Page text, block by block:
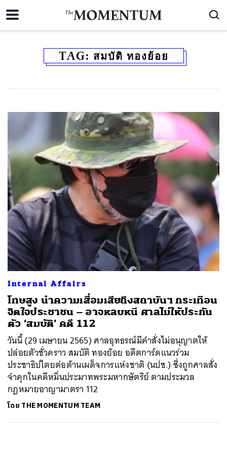
TAG: สมบัติ ทองย้อย
Internal Affairs
โทษสูง นำความเสื่อมเสียถึงสถาบันฯ กระเทือน
จิตใจประชาชน – อาจหลบหนี ศาลไม่ให้ประกัน
ตัว ‘สมบัติ’ คดี 112
วันนี้ (29 เมษายน 2565) ศาลอุทธรณ์มีคำสั่งไม่อนุญาตให้
ปล่อยตัวชั่วคราว สมบัติ ทองย้อย อดีตการ์ดแนวร่วม
ประชาธิปไตยต่อต้านเผด็จการแห่งชาติ (นปช.) ซึ่งถูกศาลสั่ง
จำคุกในคดีหมิ่นประมาทพระมหากษัตริย์ ตามประมวล
กฎหมายอาญามาตรา 112
โดย THE MOMENTUM TEAM
ค้นหา
SHARE